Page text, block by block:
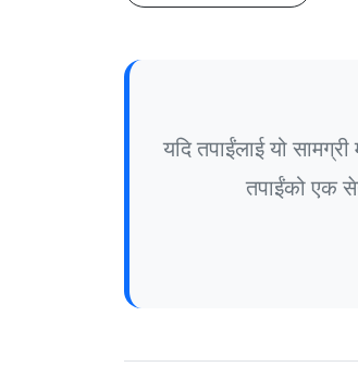
यदि तपाईंलाई यो
तपाईंको एक